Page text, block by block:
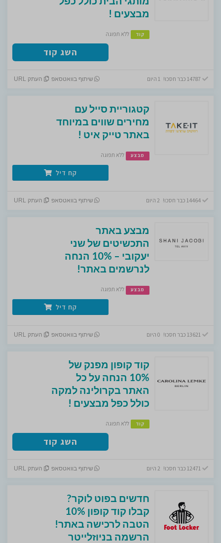
מבצעים !
קוד ללא תפוגה
השג קוד
שיתוף בוואטסאפ העתק URL
קטגוריית סייל עם
מחירים שווים במיוחד
באתר טייק איט !
מבצע ללא תפוגה
קח דיל
14464 כבר חסכו! 2 היום שיתוף בוואטסאפ העתק URL
מבצע באתר
התכשיטים של שני
יעקובי – 10% הנחה
לנרשמים באתר!
מבצע ללא תפוגה
קח דיל
שיתוף בוואטסאפ העתק URL
קוד קופון מפנק של
10% הנחה על כל
האתר בקרולינה למקה
כולל כפל מבצעים !
קוד ללא תפוגה
השג קוד
שיתוף בוואטסאפ העתק URL
חדשים בפוט לוקר?
קבלו קוד קופון 10%
הטבה לרכישה באתר!
הרשמה בניוזלייטר